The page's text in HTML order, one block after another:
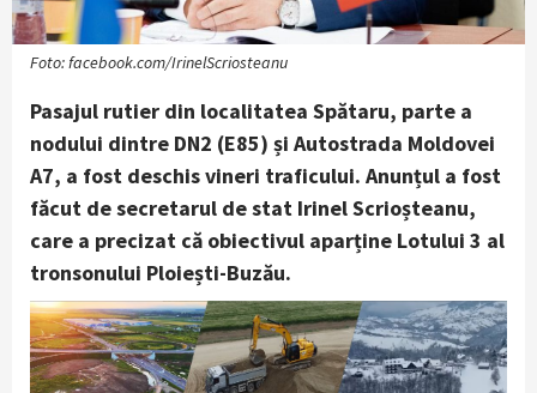
Foto: facebook.com/IrinelScriosteanu
Pasajul rutier din localitatea Spătaru, parte a
nodului dintre DN2 (E85) și Autostrada Moldovei
A7, a fost deschis vineri traficului. Anunțul a fost
făcut de secretarul de stat Irinel Scrioșteanu,
care a precizat că obiectivul aparține Lotului 3 al
tronsonului Ploiești-Buzău.